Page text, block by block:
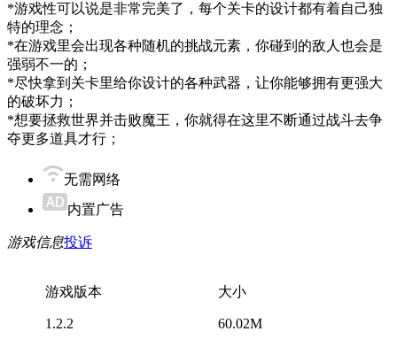
*游戏性可以说是非常完美了，每个关卡的设计都有着自己独
特的理念；
*在游戏里会出现各种随机的挑战元素，你碰到的敌人也会是
强弱不一的；
*尽快拿到关卡里给你设计的各种武器，让你能够拥有更强大
的破坏力；
*想要拯救世界并击败魔王，你就得在这里不断通过战斗去争
夺更多道具才行；
无需网络
内置广告
游戏信息投诉
游戏版本
1.2.2
大小
60.02M